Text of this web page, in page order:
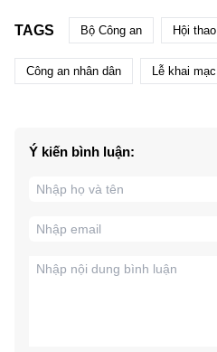
TAGS Bộ Công an Hội thao
Công an nhân dân Lễ khai mạc
Ý kiến bình luận: